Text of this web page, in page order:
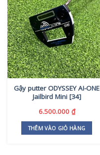
Gậy putter ODYSSEY AI-ONE
Jailbird Mini [34]
6.500.000 ₫
THÊM VÀO GIỎ HÀNG